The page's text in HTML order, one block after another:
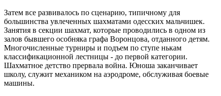
Затем все развивалось по сценарию, типичному для
большинства увлеченных шахматами одесских мальчишек.
Занятия в секции шахмат, которые проводились в одном из
залов бывшего особняка графа Воронцова, отданного детям.
Многочисленные турниры и подъем по ступе нькам
классификационной лестницы - до первой категории.
Шахматное детство прервала война. Юноша заканчивает
школу, служит механиком на аэродроме, обслуживая боевые
машины.